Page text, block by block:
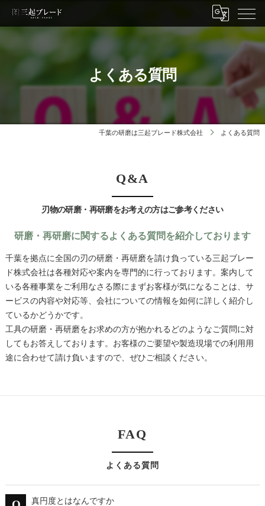
よくある質問
千葉の研磨は三起ブレード株式会社 よくある質問
刃物の研磨・再研磨をお考えの方はご参考ください
Q&A
研磨・再研磨に関するよくある質問を紹介しております
千葉を拠点に全国の刃の研磨 ・再研磨を請け負っている三起ブレー
ド株式会社は各種対応や案内を専門的に行っております。案内して
いる各種事業をご利用なさる際にまずお客様が気になることは、サ
ービスの内容や対応等、会社についての情報を如何に詳しく紹介し
ているかどうかです。
工具の研磨 ・再研磨をお求めの方が抱かれるどのようなご質問に対
してもお答えしております。お客様のご要望や製造現場での利用用
途に合わせて請け負いますので、ぜひご相談ください。
よくある質問
FAQ
真円度とはなんですか